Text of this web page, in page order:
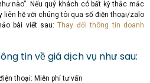
nào”. Nếu quý khách có bất kỳ thắc mắc
liên hệ với chúng tôi qua số điện thoại/zalo
bài viết sau:Thay đổi thông tin doanh
tin về giá dịch vụ như sau:
thoại: Miễn phí tư vấn